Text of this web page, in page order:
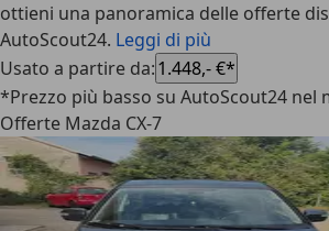
ottieni una panoramica delle offerte
AutoScout24. Leggi di più
Usato a partire da:1.448,- €*
*Prezzo più basso su AutoScout24 nel
Offerte Mazda CX-7